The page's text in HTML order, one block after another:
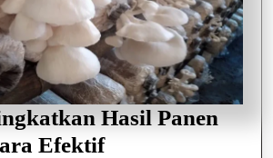
Hasil Panen
EfektifCara